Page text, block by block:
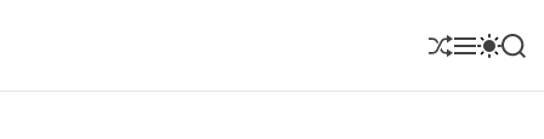
S M S S